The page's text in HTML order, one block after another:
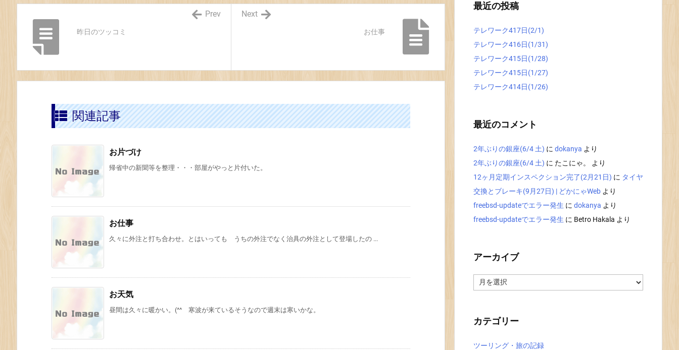
お仕事
Next
昨日のツッコミ
Prev
関連記事
お片づけ
帰省中の新聞等を整理・・・部屋がやっと片付いた。
お仕事
久々に外注と打ち合わせ。とはいっても うちの外注でなく治具の外注として登場したの ...
お天気
昼間は久々に暖かい。(^^ 寒波が来ているそうなので週末は寒いかな。
最近の投稿
テレワーク417日(2/1)
テレワーク416日(1/31)
テレワーク415日(1/28)
テレワーク415日(1/27)
テレワーク414日(1/26)
最近のコメント
2年ぶりの銀座(6/4 土) に dokanya より
2年ぶりの銀座(6/4 土) に たこにゃ。
より
12ヶ月定期インスペクション完了(2月21日) に タイヤ
交換とブレーキ(9月27日) | どかにゃWeb より
freebsd-updateでエラー発生 に dokanya より
freebsd-updateでエラー発生 に Betro Hakala より
アーカイブ
ー
カテゴリー
ツーリング・旅の記録